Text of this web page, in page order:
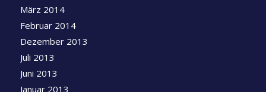
März 2014
Februar 2014
Dezember 2013
Juli 2013
Juni 2013
Januar 2013